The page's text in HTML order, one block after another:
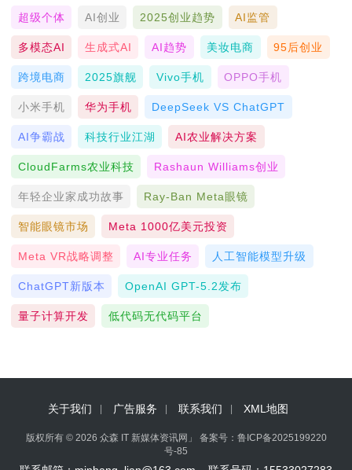
超级个体 AI创业 2025创业趋势 AI监管
多模态AI 生成式AI AI趋势 美妆电商 95后创业
跨境电商 2025旗舰 Vivo手机 OPPO手机
小米手机 华为手机 DeepSeek VS ChatGPT
AI争霸战 科技行业江湖 AI农业解决方案
CloudFarms农业科技 Rashaun Williams创业
年轻企业家成功故事 Ray-Ban Meta眼镜
智能眼镜市场 Meta 1000亿美元投资
Meta VR战略调整 AI专业任务 人工智能模型升级
ChatGPT新版本 OpenAI GPT-5.2发布
量子计算开发 低代码无代码平台
关于我们 广告服务 联系我们 XML地图
版权所有 © 2026 众森 IT 新媒体资讯网」 备案号： 鲁ICP备2025199220
号-85